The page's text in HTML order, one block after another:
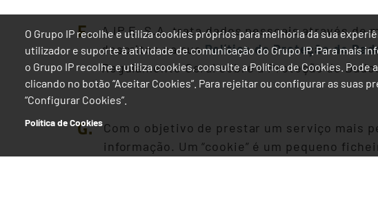
F.
A IP E, S.A. trata dados pessoais através
descritos na suaPolítica de Proteção de
Regulamento Geral sobre a Proteção de
G.
Com o objetivo de prestar um serviço mais
informação. Um “cookie” é um pequeno
O Grupo IP recolhe e utiliza cookies próprios para melhoria da sua
utilizador e suporte à atividade de comunicação do Grupo IP. Para mais
o Grupo IP recolhe e utiliza cookies, consulte a Política de Cookies. Pode
clicando no botão “Aceitar Cookies”. Para rejeitar ou configurar as suas
“Configurar Cookies”.
Política de Cookies